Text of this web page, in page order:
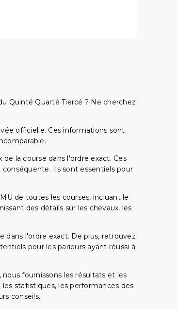
Quinté Quarté Tiercé ? Ne cherchez
officielle. Ces informations sont
la course dans l'ordre exact. Ces
Ils sont essentiels pour
de toutes les courses, incluant le
des détails sur les chevaux, les
dans l'ordre exact. De plus, retrouvez
pour les parieurs ayant réussi à
fournissons les résultats et les
statistiques, les performances des
conseils.